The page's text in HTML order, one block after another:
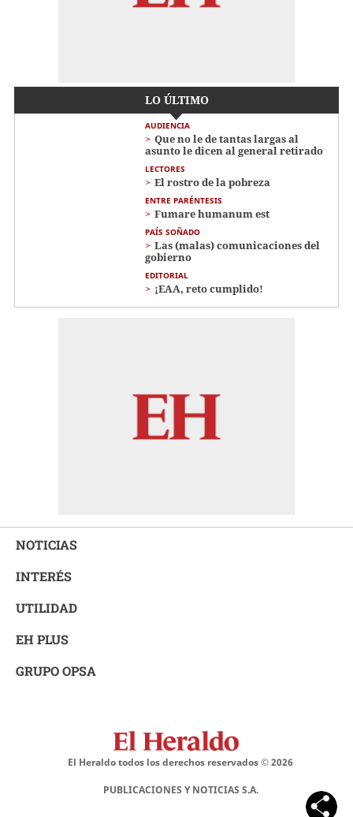
LO ÚLTIMO
AUDIENCIA
Que no le de tantas largas al
asunto le dicen al general retirado
LECTORES
El rostro de la pobreza
ENTRE PARÉNTESIS
Fumare humanum est
PAÍS SOÑADO
Las (malas) comunicaciones del
gobierno
EDITORIAL
¡EAA, reto cumplido!
NOTICIAS
INTERÉS
UTILIDAD
EH PLUS
GRUPO OPSA
El Heraldo todos los derechos reservados ©2026
PUBLICACIONES Y NOTICIAS S.A.